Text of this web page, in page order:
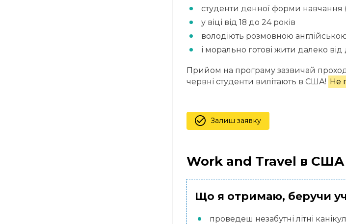
студенти денної форми навчання
у віці від 18 до 24 років
володіють розмовною
і морально готові жити далеко від
Прийом на програму зазвичай
червні студенти вилітають в США! Не
Залиш заявку
Work and Travel в
Що я отримаю, беручи
проведеш незабутні літні